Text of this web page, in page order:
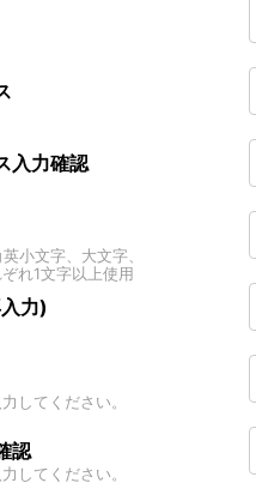
入力確認
小文字、大文字、
れ1文字以上使用
力)
してください。
認
してください。